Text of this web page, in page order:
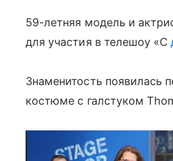
59-летняя модель и
для участия в телешоу «С
Знаменитость появилась
костюме с галстуком